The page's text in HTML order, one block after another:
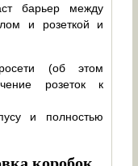
барьер между
и розеткой и
(об этом
розеток к
и полностью